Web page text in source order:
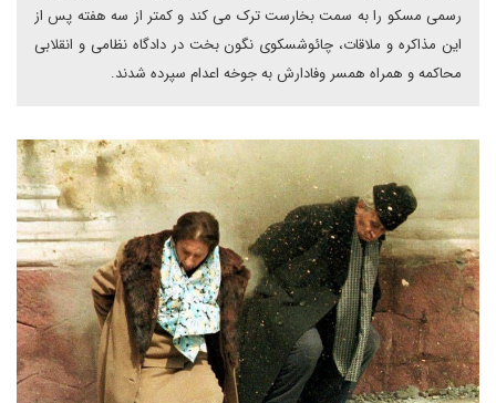
رسمی مسکو را به سمت بخارست ترک می کند و کمتر از سه هفته پس از
این مذاکره و ملاقات، چائوشسکوی نگون بخت در دادگاه نظامی و انقلابی
محاکمه و همراه همسر وفادارش به جوخه اعدام سپرده شدند.